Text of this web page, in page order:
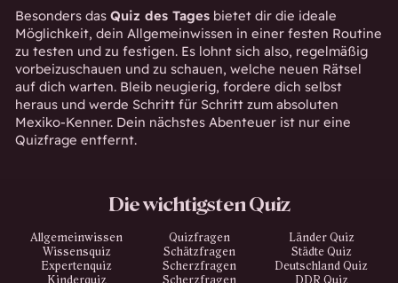
Besonders das Quiz des Tagesbietet dir die ideale
Möglichkeit, dein Allgemeinwissen in einer festen Routine
zu testen und zu festigen. Es lohnt sich also, regelmäßig
vorbeizuschauen und zu schauen, welche neuen Rätsel
auf dich warten. Bleib neugierig, fordere dich selbst
heraus und werde Schritt für Schritt zum absoluten
Mexiko-Kenner. Dein nächstes Abenteuer ist nur eine
Quizfrage entfernt.
Die wichtigsten Quiz
Allgemeinwissen Quizfragen
Länder Quiz
Wissensquiz
Schätzfragen
Städte Quiz
Expertenquiz
Scherzfragen
Deutschland Quiz